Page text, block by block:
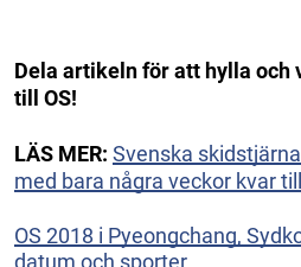
Dela artikeln för att hylla och
till OS!
LÄS MER: Svenska
med bara några veckor kvar
OS 2018 i Pyeongchang,
datum och sporter